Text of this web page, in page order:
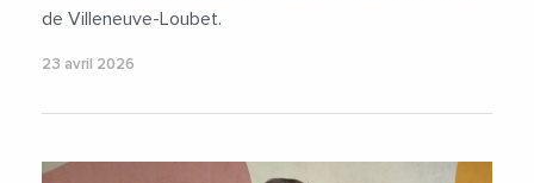
de Villeneuve-Loubet.
23 avril 2026